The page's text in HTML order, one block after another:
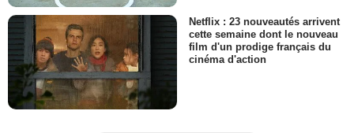
Netflix : 23 nouveautés arrivent
cette semaine dont le nouveau
film d'un prodige français du
cinéma d'action